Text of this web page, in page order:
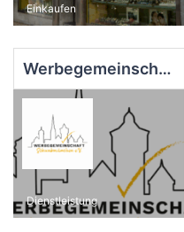
Einkaufen
Werbegemeinschaft Schwabmünchen e. V.
Dienstleistung